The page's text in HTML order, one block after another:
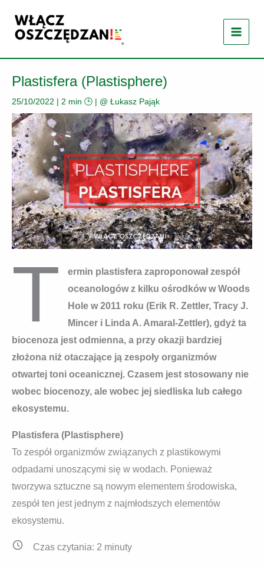
treści
Plastisfera (Plastisphere)
25/10/2022 | 2 min 🕒 | @ Łukasz Pająk
T
ermin plastisfera zaproponował zespół
oceanologów z kilku ośrodków w Woods
Hole w 2011 roku (Erik R. Zettler, Tracy J.
Mincer i Linda A. Amaral-Zettler), gdyż ta
biocenoza jest odmienna, a przy okazji bardziej
złożona niż otaczające ją zespoły organizmów
otwartej toni oceanicznej. Czasem jest stosowany nie
wobec biocenozy, ale wobec jej siedliska lub całego
ekosystemu.
Plastisfera (Plastisphere)
To zespół organizmów związanych z plastikowymi
odpadami unoszącymi się w wodach. Ponieważ
tworzywa sztuczne są nowym elementem środowiska,
zespół ten jest jednym z najmłodszych elementów
ekosystemu.
Czas czytania: 2 minuty